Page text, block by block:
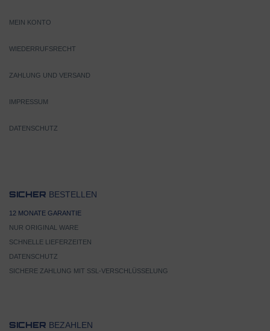
MEIN KONTO
WIEDERRUFSRECHT
ZAHLUNG UND VERSAND
IMPRESSUM
DATENSCHUTZ
SICHER BESTELLEN
12 MONATE GARANTIE
NUR ORIGINAL WARE
SCHNELLE LIEFERZEITEN
DATENSCHUTZ
SICHERE ZAHLUNG MIT SSL-VERSCHLÜSSELUNG
SICHER BEZAHLEN